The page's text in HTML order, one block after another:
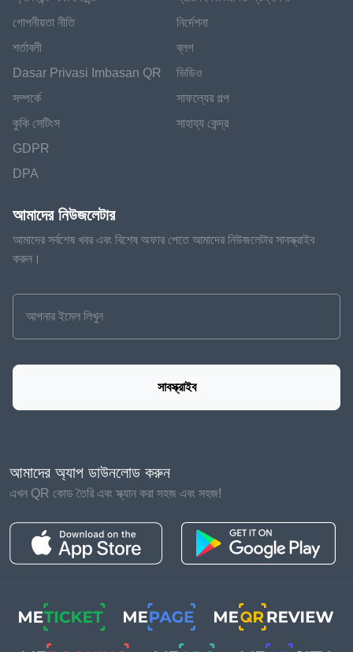
গোপনীয়তা নীতি
শর্তাবলী
Dasar Privasi Imbasan QR
সম্পর্কে
কুকি সেটিংস
GDPR
DPA
নির্দেশনা
ব্লগ
ভিডিও
সাফল্যের গল্প
সাহায্য কেন্দ্র
আমাদের নিউজলেটার
আমাদের সর্বশেষ খবর এবং বিশেষ অফার পেতে আমাদের নিউজলেটার সাবস্ক্রাইব
করুন।
সাবস্ক্রাইব
আমাদের অ্যাপ ডাউনলোড করুন
এখন QR কোড তৈরি এবং স্ক্যান করা সহজ এবং সহজ!